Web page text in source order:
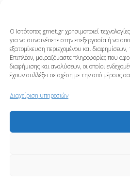
Ο Ιστότοπος grnet.gr χρησιμοποιεί
για να συναινέσετε στην επεξεργασία ή να
εξατομίκευση περιεχομένου και
Επιπλέον, μοιραζόμαστε πληροφορίες που
διαφήμισης και αναλύσεων, οι οποίοι
έχουν συλλέξει σε σχέση με την από μέρους
Διαχείριση υπηρεσιών